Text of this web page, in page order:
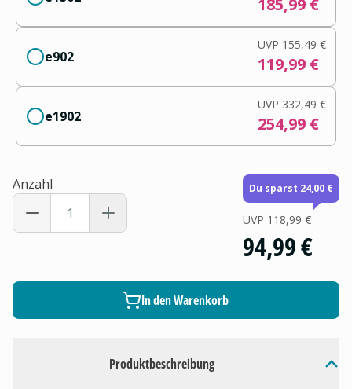
Produktbeschreibung
185,99 €
e902
UVP 155,49 €
119,99 €
e1902
UVP 332,49 €
254,99 €
Anzahl Du sparst 24,00 €
UVP 118,99 €
94,99 €
In den Warenkorb